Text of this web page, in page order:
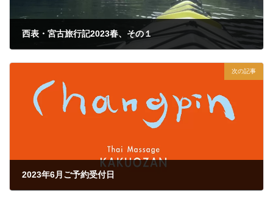
西表・宮古旅行記2023春、その１
次の記事
2023年6月ご予約受付日